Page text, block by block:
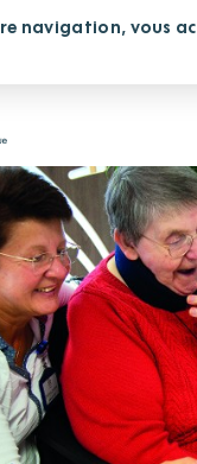
navigation, vous